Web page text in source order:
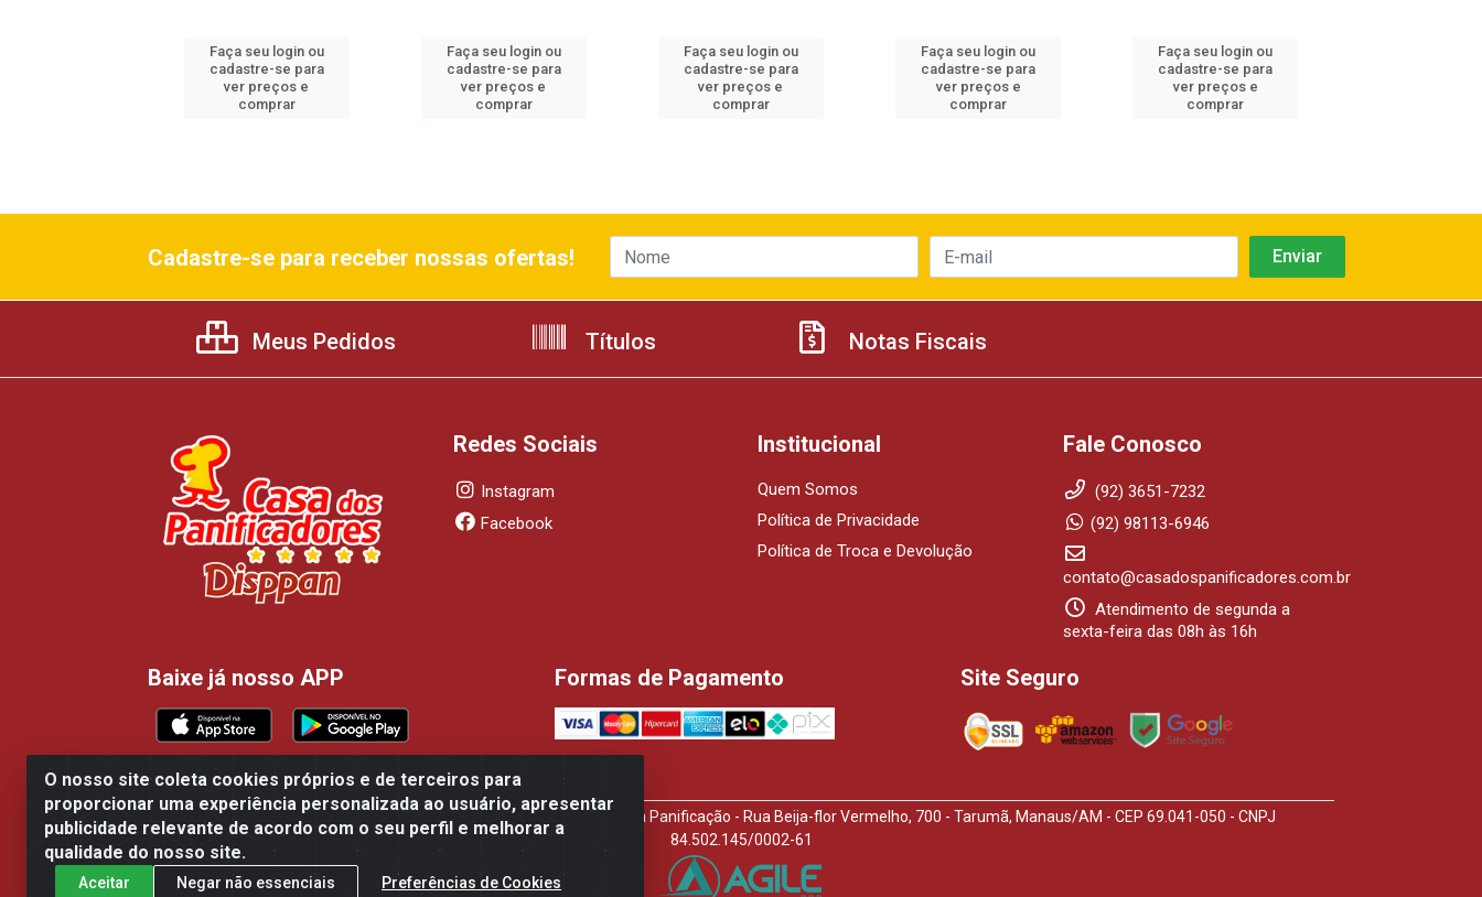
Faça seu login ou
cadastre-se para
ver preços e
comprar
Faça seu login ou
cadastre-se para
ver preços e
comprar
Faça seu login ou
cadastre-se para
ver preços e
comprar
Faça seu login ou
cadastre-se para
ver preços e
comprar
Faça seu login ou
cadastre-se para
ver preços e
comprar
O nosso site coleta cookies próprios e de terceiros para
proporcionar uma experiência personalizada ao usuário, apresentar
publicidade relevante de acordo com o seu perfil e melhorar a
qualidade do nosso site.
Aceitar Negar não essenciais Preferências de Cookies
Cadastre-se para receber nossas ofertas!
Meus Pedidos Títulos Notas Fiscais
Redes Sociais
Instagram
Facebook
Institucional
Quem Somos
Política de Privacidade
Política de Troca e Devolução
Fale Conosco
(92) 3651-7232
(92) 98113-6946
contato@casadospanificadores.com.br
Atendimento de segunda a
sexta-feira das 08h às 16h
Baixe já nosso APP Formas de Pagamento Site Seguro
Casa dos Panificadores Disppan Distribuidora de Produtos Para Panificação - Rua Beija-flor Vermelho, 700 - Tarumã, Manaus/AM - CEP 69.041-050 - CNPJ
84.502.145/0002-61